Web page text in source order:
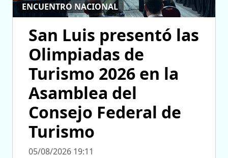
ENCUENTRO NACIONAL
San Luis presentó las
Olimpiadas de
Turismo 2026 en la
Asamblea del
Consejo Federal de
Turismo
05/08/2026 19:11